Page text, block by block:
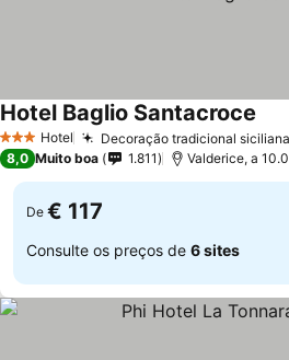
3 EstrelasHotel Decoração tradicional
Hotel Baglio Santacroce
8,0 Muito boa 1.811 Valderice, a
De € 117
Consulte os preços de 6 sites